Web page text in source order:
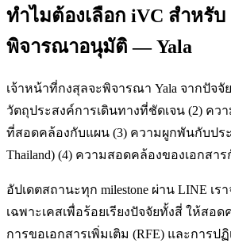
ทำไมต้องเลือก iVC สำหรั
พิจารณาอนุมัติ — Yala
เจ้าหน้าที่กงสุลจะพิจารณา Yala จากปัจจั
วัตถุประสงค์การเดินทางที่ชัดเจน (2) คว
ที่สอดคล้องกับแผน (3) ความผูกพันกับประ
Thailand) (4) ความสอดคล้องของเอกสา
อัปเดตสถานะทุก milestone ผ่าน LINE เรา
เฉพาะเคสเพื่อร้อยเรียงปัจจัยทั้งสี่ ให้สอ
การขอเอกสารเพิ่มเติม (RFE) และการป